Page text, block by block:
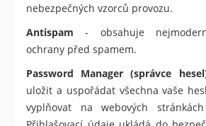
nebezpečných vzorců provozu.
Antispam - obsahuje
ochrany před spamem.
Password Manager (správce
uložit a uspořádat všechna vaše
vyplňovat na webových